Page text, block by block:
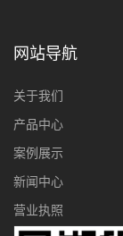
网站导航
关于我们
产品中心
案例展示
新闻中心
营业执照